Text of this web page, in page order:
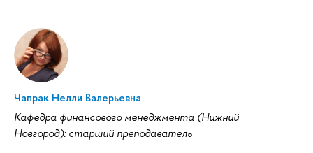
Чапрак Нелли Валерьевна
Кафедра финансового менеджмента (Нижний
Новгород): старший преподаватель